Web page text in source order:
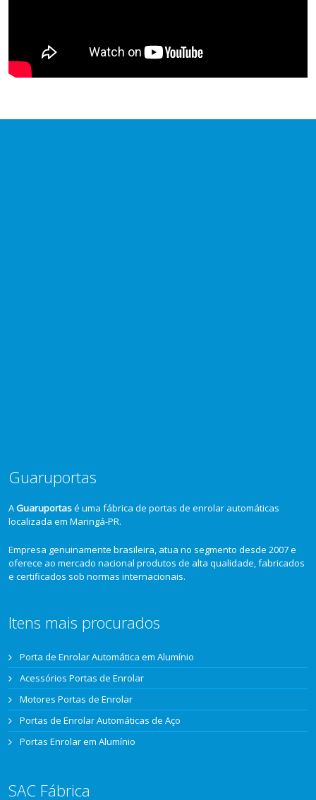
Guaruportas
AGuaruportasé uma fábrica de portas de enrolar automáticas
localizada em Maringá-PR.
Empresa genuinamente brasileira, atua no segmento desde 2007 e
oferece ao mercado nacional produtos de alta qualidade, fabricados
e certificados sob normas internacionais.
Itens mais procurados
Porta de Enrolar Automática em Alumínio
Acessórios Portas de Enrolar
Motores Portas de Enrolar
Portas de Enrolar Automáticas de Aço
Portas Enrolar em Alumínio
SAC Fábrica